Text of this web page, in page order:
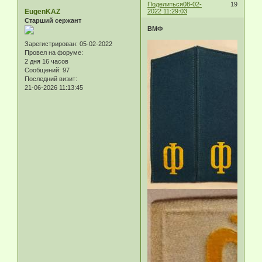
Поделиться 19
08-02-
2022 11:29:03
EugenKAZ
Старший сержант
Зарегистрирован: 05-02-2022
Провел на форуме:
2 дня 16 часов
Сообщений: 97
Последний визит:
21-06-2026 11:13:45
ВМФ